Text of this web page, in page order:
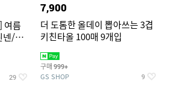
여름
넨/맨
29
7,900
더 도톰한 올데이 뽑아쓰는 3겹
키친타올 100매 9개입
구매 999+
GS SHOP 9